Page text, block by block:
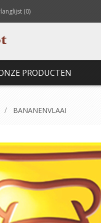
(0)
PRODUCTEN
/ BANANENVLAAI